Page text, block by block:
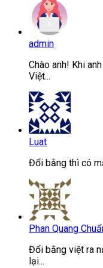
admin
Chào anh! Khi
Việt...
Luat
Đổi bằng thì có
Phan Quang
Đổi bằng việt ra
lại...